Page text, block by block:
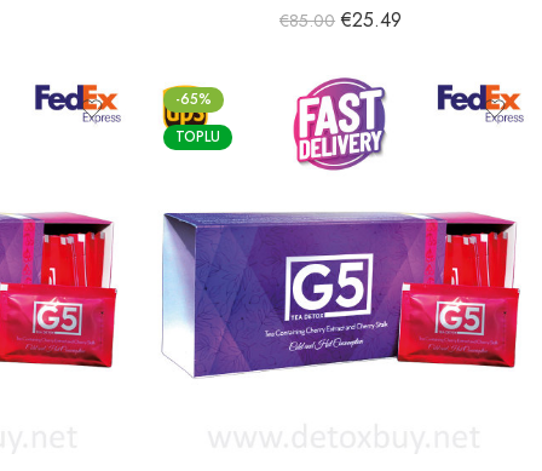
5 üzerinden
€85.00 €25.49
-65%
TOPLU